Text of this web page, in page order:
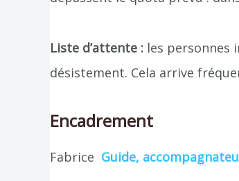
Liste d’attente : les personnes
désistement. Cela arrive
Encadrement
Fabrice Guide,